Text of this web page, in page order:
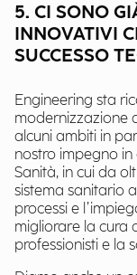
5. CI SONO
INNOVATIVI
SUCCESSO
Engineering sta
modernizzazione
alcuni ambiti in
nostro impegno in
Sanità, in cui da
sistema sanitario
processi e
migliorare la cura
professionisti e la